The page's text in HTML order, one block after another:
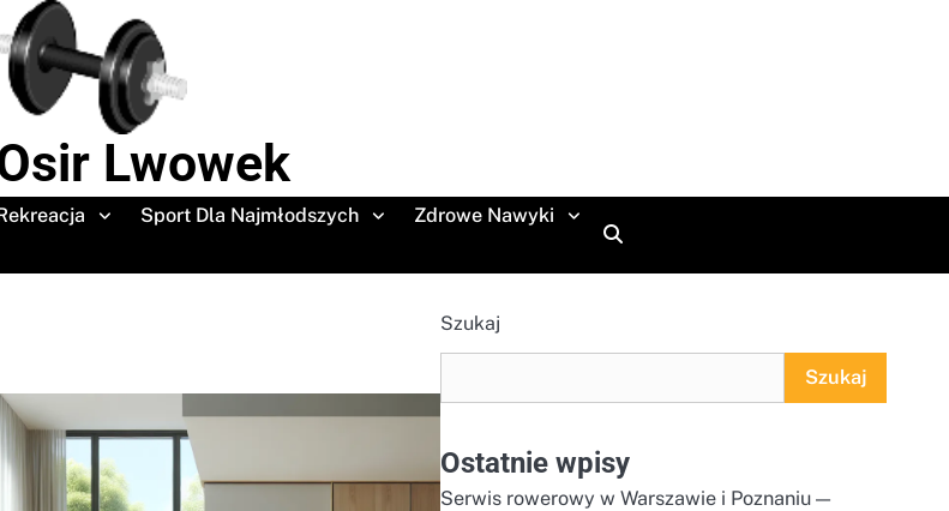
Lwowek
Sport Dla Najmłodszych Zdrowe Nawyki
Szukaj
Szukaj
Ostatnie wpisy
Serwis rowerowy w Warszawie i Poznaniu —